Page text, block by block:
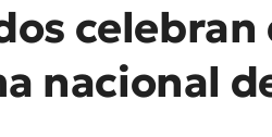
celebran
nacional